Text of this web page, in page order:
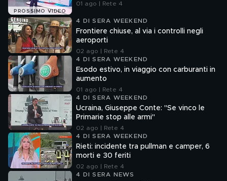
PROSSIMO VIDEO
01 ago | Rete 4
4 DI SERA WEEKEND
Frontiere chiuse, al via i controlli negli
aeroporti
02 ago | Rete 4
4 DI SERA WEEKEND
Esodo estivo, in viaggio con carburanti in
aumento
01 ago | Rete 4
4 DI SERA WEEKEND
Ucraina, Giuseppe Conte: "Se vinco le
Primarie stop alle armi"
02 ago | Rete 4
4 DI SERA WEEKEND
Rieti: incidente tra pullman e camper, 6
morti e 30 feriti
02 ago | Rete 4
4 DI SERA NEWS